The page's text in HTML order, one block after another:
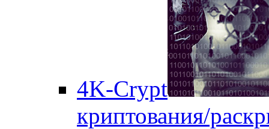
4K-Crypt
криптования/